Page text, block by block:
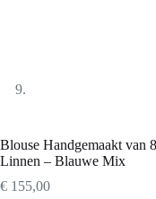
Blouse Handgemaakt van
Linnen – Blauwe Mix
€ 155,00